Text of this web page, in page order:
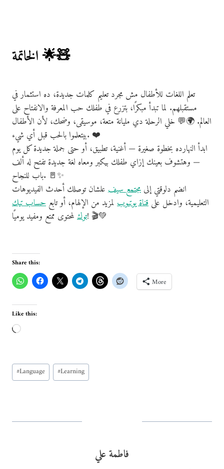
الخاتمة 🌟🧸
تعلم اللغات للأطفال مش مجرد تعليم كلمات جديدة، ده استثمار في
مستقبلهم. لما تبدأ مبكرًا، بتزرع في طفلك حب المعرفة والانفتاح على
العالم. 🌍💬 خلي الرحلة دي مليانة متعة، موسيقى، وضحك، لأن الأطفال
بيتعلموا بالحب قبل أي شيء. ❤️
ابدأ النهارده بخطوة صغيرة — أغنية، تطبيق، أو حتى جملة جديدة كل يوم
— وهتشوف بعينك إزاي طفلك بيكبر ومعاه لغة جديدة تفتح له ألف
باب للنجاح. 🚪✨
انضم دلوقتي إلى مجتمع سيف علشان توصلك أحدث الفيديوهات
التعليمية، وادخل على قناة يوتيوب لمزيد من الإلهام، أو تابع حساب تيك
توكلمحتوى ممتع ومفيد يوميًا! 🎬💚
Share this:
More
Like this:
L
d
i
…
Post
Tags:
#Language #Learning
فاطمة علي